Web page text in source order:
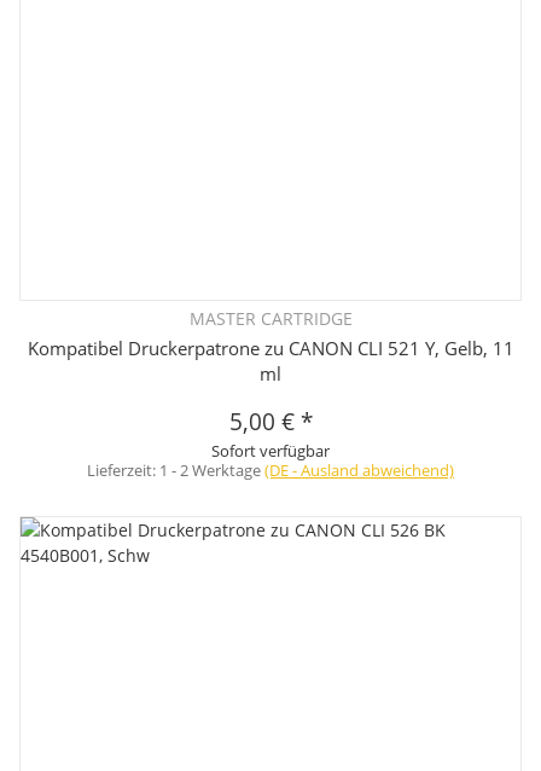
MASTER CARTRIDGE
Kompatibel Druckerpatrone zu CANON CLI 521 Y, Gelb, 11
ml
5,00 € *
Sofort verfügbar
Lieferzeit: 1 - 2 Werktage(DE - Ausland abweichend)